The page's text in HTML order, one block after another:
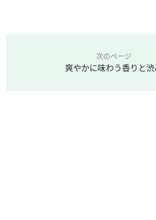
次のページ
爽やかに味わう香りと渋